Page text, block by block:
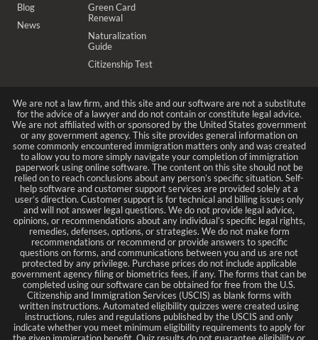
Blog
News
Green Card
Renewal
Naturalization
Guide
Citizenship Test
We are not a law firm, and this site and our software are not a substitute
for the advice of a lawyer and do not contain or constitute legal advice.
We are not affiliated with or sponsored by the United States government
or any government agency. This site provides general information on
some commonly encountered immigration matters only and was created
to allow you to more simply navigate your completion of immigration
paperwork using online software. The content on this site should not be
relied on to reach conclusions about any person’s specific situation. Self-
help software and customer support services are provided solely at a
user’s direction. Customer support is for technical and billing issues only
and will not answer legal questions. We do not provide legal advice,
opinions, or recommendations about any individual’s specific legal rights,
remedies, defenses, options, or strategies. We do not make form
recommendations or recommend or provide answers to specific
questions on forms, and communications between you and us are not
protected by any privilege. Purchase prices do not include applicable
government agency filing or biometrics fees, if any. The forms that can be
completed using our software can be obtained for free from the U.S.
Citizenship and Immigration Services (USCIS) as blank forms with
written instructions. Automated eligibility quizzes were created using
instructions, rules and regulations published by the USCIS and only
indicate whether you meet minimum eligibility requirements to apply for
the given immigration benefit. Quiz results do not guarantee eligibility or